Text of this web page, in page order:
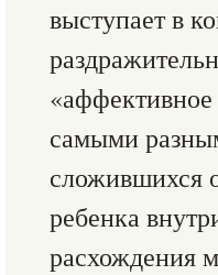
выступает в
самыми
сложившихся
ребенка
расхождения